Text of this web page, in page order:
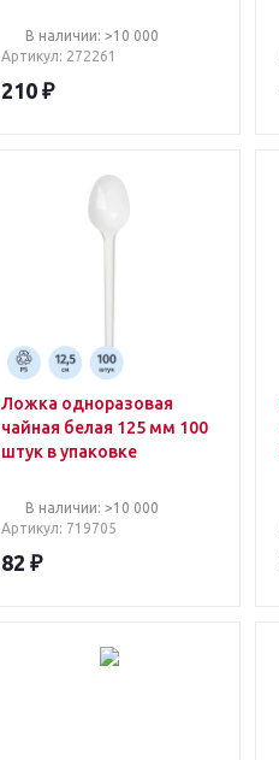
В наличии: >10 000
Артикул: 272261
210 ₽
Ложка одноразовая
чайная белая 125 мм 100
штук в упаковке
В наличии: >10 000
Артикул: 719705
82 ₽